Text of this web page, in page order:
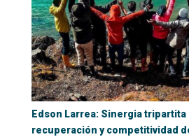
Edson Larrea: Sinergia tripartita
recuperación y competitividad